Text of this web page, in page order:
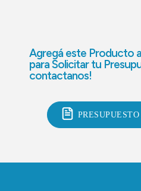
Agregá este Producto
paraSolicitar tu
contactanos!